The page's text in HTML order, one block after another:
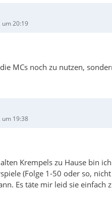
um 20:19
MCs noch zu nutzen,
um 19:38
Krempels zu Hause bin
(Folge 1-50 oder so,
Es täte mir leid sie